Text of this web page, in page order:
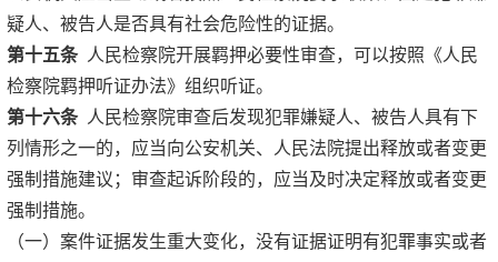
疑人、被告人是否具有社会危险性的证据。
第十五条人民检察院开展羁押必要性审查，可以按照《人民
检察院羁押听证办法》组织听证。
第十六条人民检察院审查后发现犯罪嫌疑人、被告人具有下
列情形之一的，应当向公安机关、人民法院提出释放或者变更
强制措施建议；审查起诉阶段的，应当及时决定释放或者变更
强制措施。
（一）案件证据发生重大变化，没有证据证明有犯罪事实或者